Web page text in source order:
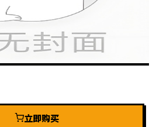
立即购买